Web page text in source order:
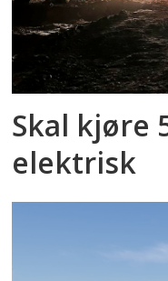
Skal kjøre
elektrisk